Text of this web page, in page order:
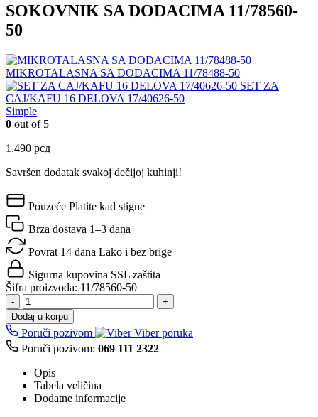
SOKOVNIK SA DODACIMA 11/78560-
50
MIKROTALASNA SA DODACIMA 11/78488-50
SET ZA
CAJ/KAFU 16 DELOVA 17/40626-50
Simple
0 out of 5
1.490 рсд
Savršen dodatak svakoj dečijoj kuhinji!
Pouzeće Platite kad stigne
Brza dostava 1–3 dana
Povrat 14 dana Lako i bez brige
Sigurna kupovina SSL zaštita
Šifra proizvoda: 11/78560-50
-
+
Dodaj u korpu
Poruči pozivom
Viber poruka
Poruči pozivom: 069 111 2322
Opis
Tabela veličina
Dodatne informacije